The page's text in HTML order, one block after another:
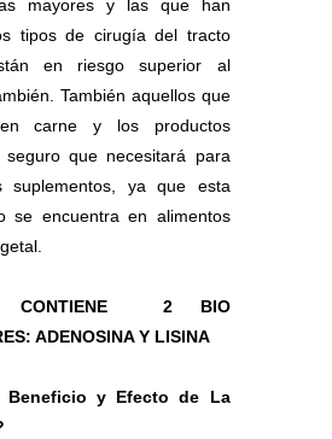
mayores y las que han
tipos de cirugía del tracto
en riesgo superior al
También aquellos que
carne y los productos
seguro que necesitará para
suplementos, ya que esta
se encuentra en alimentos
CONTIENE 2 BIO
ADENOSINA Y LISINA
Beneficio y Efecto de La